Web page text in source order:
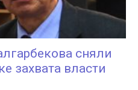
сняли
захвата власти